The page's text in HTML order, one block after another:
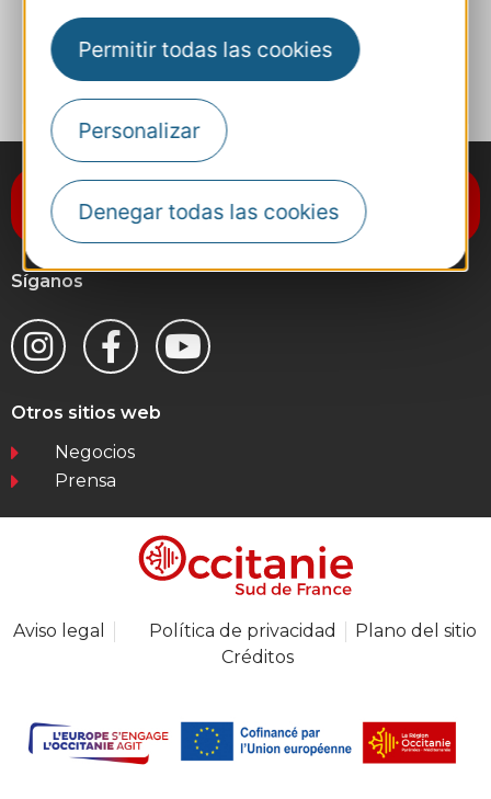
Permitir todas las cookies
Personalizar
Denegar todas las cookies
A MIS FAVORITOS
Suscríbase al boletín de noticias
Destination Occitanie
Síganos
Otros sitios web
Negocios
Prensa
Aviso legal Política de privacidad
Plano del sitio
Créditos